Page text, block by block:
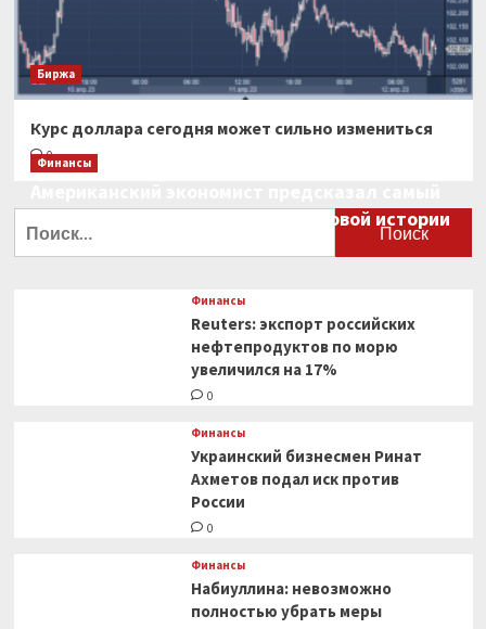
Биржа
Курс доллара сегодня может сильно измениться
0
Финансы
большой финансовый крах в мировой истории
Финансы
Reuters: экспорт российских
нефтепродуктов по морю
увеличился на 17%
0
Финансы
Украинский бизнесмен Ринат
Ахметов подал иск против
России
0
Финансы
Набиуллина: невозможно
полностью убрать меры